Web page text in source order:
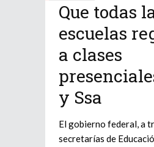
Que todas
escuelas
a clases
y Ssa
El gobierno federal, a
secretarías de